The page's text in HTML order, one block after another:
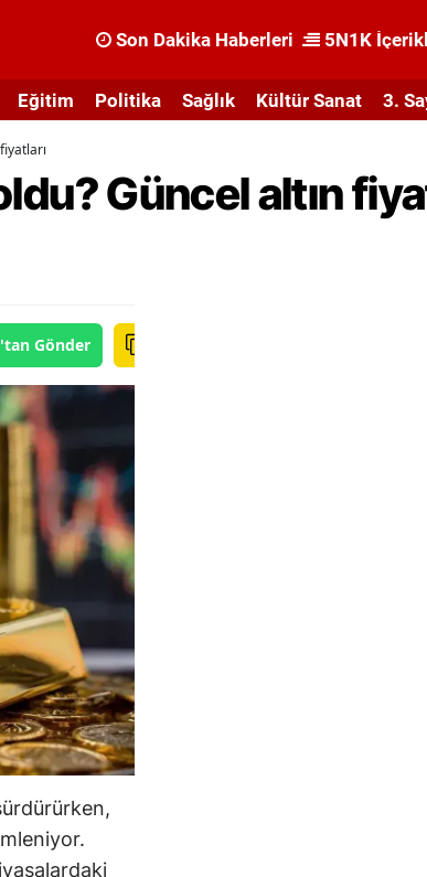
Son Dakika Haberleri 5N1K
Eğitim Politika Sağlık Kültür Sanat 3.
Güncel altın
Gönder